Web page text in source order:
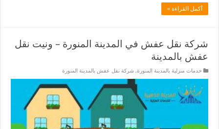
أكمل القراءة »
شركة نقل عفش في المدينة المنورة – ونيت نقل
عفش بالمدينة
خدمات منزلية بالمدينة المنورة,شركة نقل عفش بالمدينة المنورة